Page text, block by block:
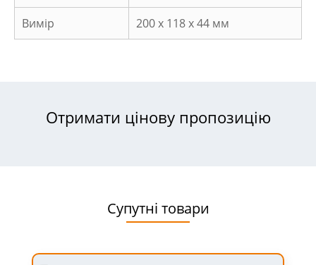
Вимір 200 x 118 x 44 мм
Отримати цінову пропозицію
Супутні товари